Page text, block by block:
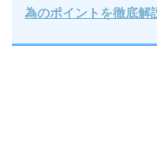
為のポイントを徹底解